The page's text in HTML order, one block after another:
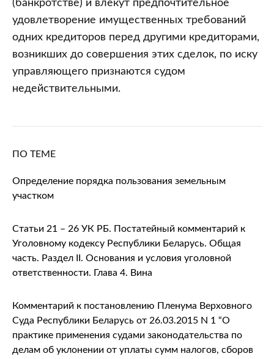
(банкротстве) и влекут предпочтительное
удовлетворение имущественных требований
одних кредиторов перед другими кредиторами,
возникших до совершения этих сделок, по иску
управляющего признаются судом
недействительными.
ПО ТЕМЕ
Определение порядка пользования земельным
участком
Статьи 21 – 26 УК РБ. Постатейный комментарий к
Уголовному кодексу Республики Беларусь. Общая
часть. Раздел II. Основания и условия уголовной
ответственности. Глава 4. Вина
Комментарий к постановлению Пленума Верховного
Суда Республики Беларусь от 26.03.2015 N 1 “О
практике применения судами законодательства по
делам об уклонении от уплаты сумм налогов, сборов